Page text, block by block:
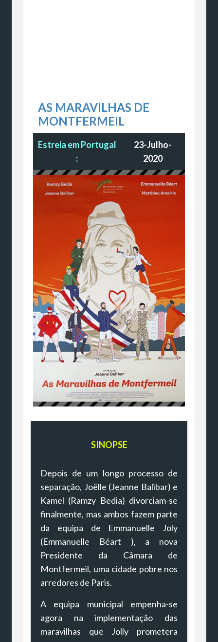
AS MARAVILHAS DE
MONTFERMEIL
Estreia em Portugal
:
23-Julho-
2020
SINOPSE
Depois de um longo processo de
separação, Joëlle (Jeanne Balibar) e
Kamel (Ramzy Bedia) divorciam-se
finalmente, mas ambos fazem parte
da equipa de Emmanuelle Joly
(Emmanuelle Béart ), a nova
Presidente da Câmara de
Montfermeil, uma cidade pobre nos
arredores de Paris.
A equipa municipal empenha-se
agora na implementação das
maravilhas que Jolly prometera